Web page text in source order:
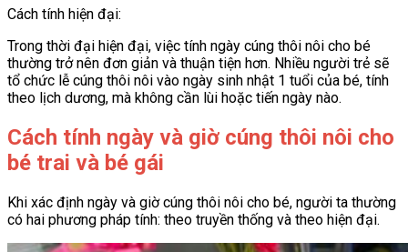
Cách tính hiện đại:
Trong thời đại hiện đại, việc tính ngày cúng thôi nôi cho bé
thường trở nên đơn giản và thuận tiện hơn. Nhiều người trẻ sẽ
tổ chức lễ cúng thôi nôi vào ngày sinh nhật 1 tuổi của bé, tính
theo lịch dương, mà không cần lùi hoặc tiến ngày nào.
Cách tính ngày và giờ cúng thôi nôi cho
bé trai và bé gái
Khi xác định ngày và giờ cúng thôi nôi cho bé, người ta thường
có hai phương pháp tính: theo truyền thống và theo hiện đại.